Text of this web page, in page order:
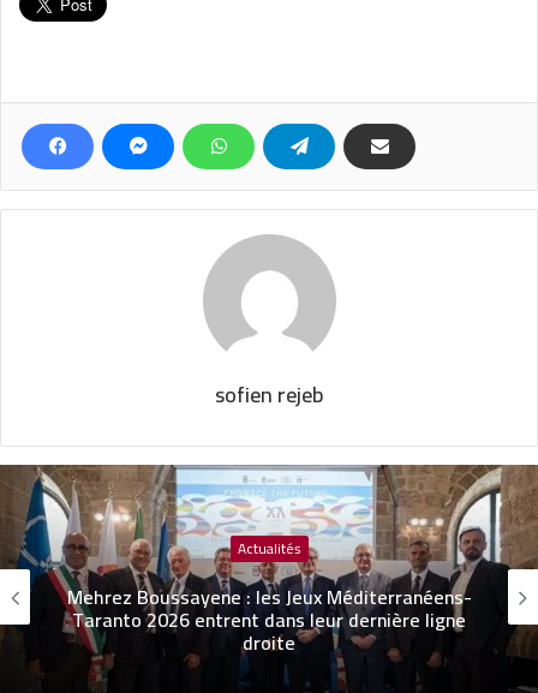
sofien rejeb
Actualités
Mehrez Boussayene : les Jeux Méditerranéens-
Taranto 2026 entrent dans leur dernière ligne
droite